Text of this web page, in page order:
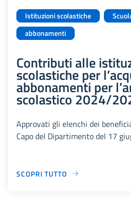
Istituzioni scolastiche
abbonamenti
Contributi alle
scolastiche per
abbonamenti per
scolastico 2024/
Approvati gli elenchi dei
Capo del Dipartimento del 17
SCOPRI TUTTO